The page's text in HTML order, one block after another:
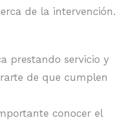
de la intervención.
prestando servicio y
de que cumplen
conocer el